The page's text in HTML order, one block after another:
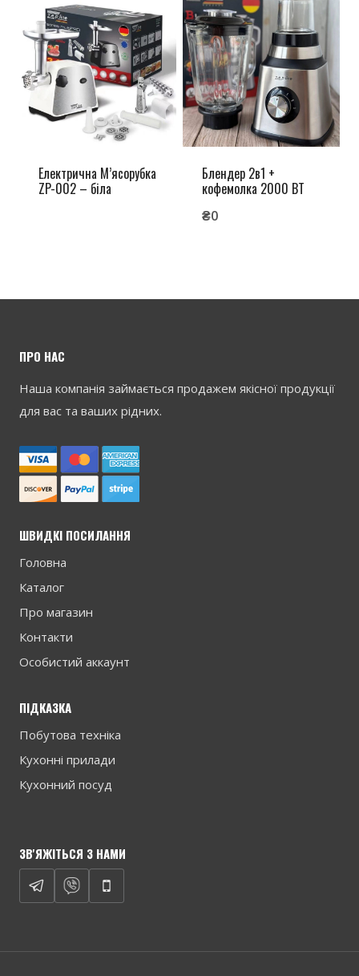
Електрична М’ясорубка
ZP-002 – біла
Блендер 2в1 +
кофемолка 2000 ВТ
₴0
ПРО НАС
Наша компанія займається продажем якісної продукції
для вас та ваших рідних.
ШВИДКІ ПОСИЛАННЯ
Головна
Каталог
Про магазин
Контакти
Особистий аккаунт
ПІДКАЗКА
Побутова техніка
Кухонні прилади
Кухонний посуд
ЗВ'ЯЖІТЬСЯ З НАМИ